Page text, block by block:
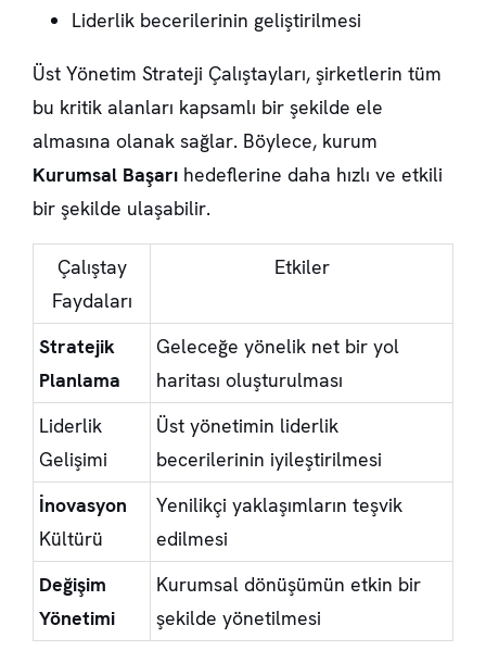
Liderlik becerilerinin geliştirilmesi
Üst Yönetim Strateji Çalıştayları, şirketlerin tüm
bu kritik alanları kapsamlı bir şekilde ele
almasına olanak sağlar. Böylece, kurum
Kurumsal Başarı hedeflerine daha hızlı ve etkili
bir şekilde ulaşabilir.
Çalıştay
Faydaları
Etkiler
Stratejik
Planlama
Geleceğe yönelik net bir yol
haritası oluşturulması
Liderlik
Gelişimi
Üst yönetimin liderlik
becerilerinin iyileştirilmesi
İnovasyon
Kültürü
Yenilikçi yaklaşımların teşvik
edilmesi
Değişim
Yönetimi
Kurumsal dönüşümün etkin bir
şekilde yönetilmesi